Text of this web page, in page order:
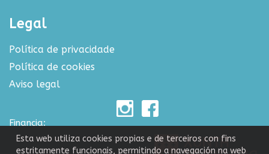
Legal
Política de privacidade
Política de cookies
Aviso legal
Financia:
Esta web utiliza cookies propias e de terceiros con fins
estritamente funcionais, permitindo a navegación na web